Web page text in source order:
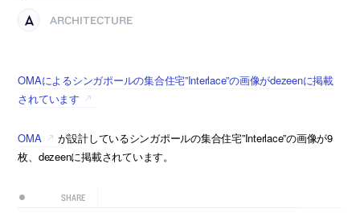
ARCHITECTURE
OMAによるシンガポールの集合住宅”Interlace”の画像がdezeenに掲載
されています
OMA
が設計しているシンガポールの集合住宅”Interlace”の画像が9
枚、dezeenに掲載されています。
SHARE